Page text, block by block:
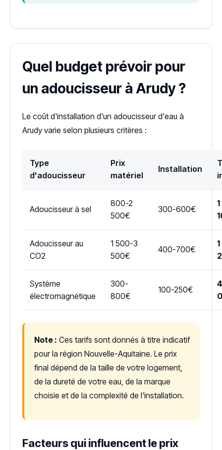
Quel budget prévoir pour
un adoucisseur à Arudy ?
Le coût d'installation d'un adoucisseur d'eau à
Arudy varie selon plusieurs critères :
Type
d'adoucisseur
Prix
matériel
Installation
Adoucisseur à sel
800-2
500€
300-600€
Adoucisseur au
CO2
1 500-3
500€
400-700€
Système
électromagnétique
300-
800€
100-250€
Note : Ces tarifs sont donnés à titre indicatif
pour la région Nouvelle-Aquitaine. Le prix
final dépend de la taille de votre logement,
de la dureté de votre eau, de la marque
choisie et de la complexité de l'installation.
Facteurs qui influencent le prix